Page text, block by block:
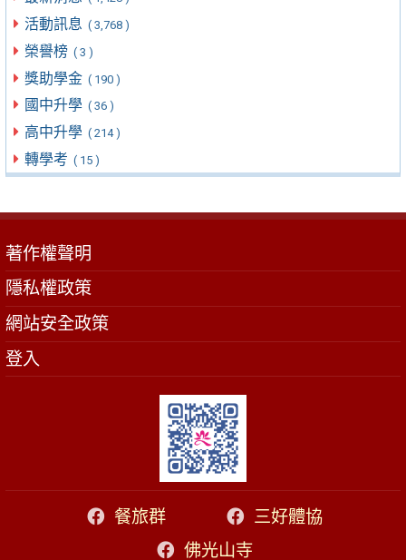
活動訊息 ( 3,768 )
榮譽榜 ( 3 )
獎助學金 ( 190 )
國中升學 ( 36 )
高中升學 ( 214 )
轉學考 ( 15 )
著作權聲明
隱私權政策
網站安全政策
登入
餐旅群
三好體協
佛光山寺